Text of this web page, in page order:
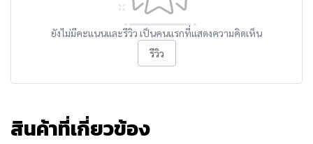
ยังไม่มีคะแนนและรีวิว เป็นคนแรกที่แสดงความคิดเห็น
รีวิว
สินค้าที่เกี่ยวข้อง